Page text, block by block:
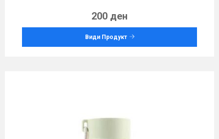
200 ден
Види Продукт